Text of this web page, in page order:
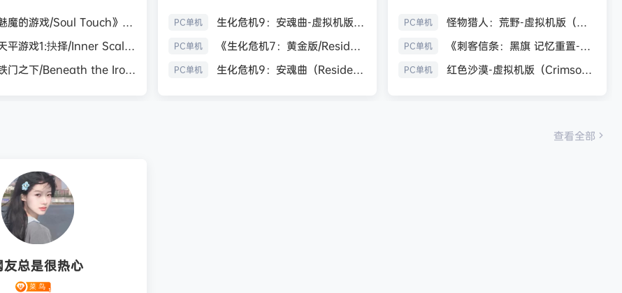
《魅魔的游戏/Soul Touch》免安装中文版
《天平游戏1:抉择/Inner Scales 1：Choice》免安装中文版
《铁门之下/Beneath the Iron Gate》免安装中文版
PC单机 生化危机9：安魂曲-虚拟机版（Resident Evil Requiem HYPERVISOR）免安装中文版
PC单机 《生化危机7：黄金版/Resident Evil 7 Biohazard》免安装中文版
PC单机 生化危机9：安魂曲（Resident Evil Requiem）免安装中文版
PC单机 怪物猎人：荒野-虚拟机版（Monster Hunter Wilds HYPERVISOR）免安装中文版
PC单机 《刺客信条：黑旗 记忆重置-虚拟机版/Assassin’s Creed Black Flag Resynced HYPERVISOR》免安装中文版
PC单机 红色沙漠-虚拟机版（Crimson Desert HYPERVISOR）免安装中文版
查看全部
友总是很热心